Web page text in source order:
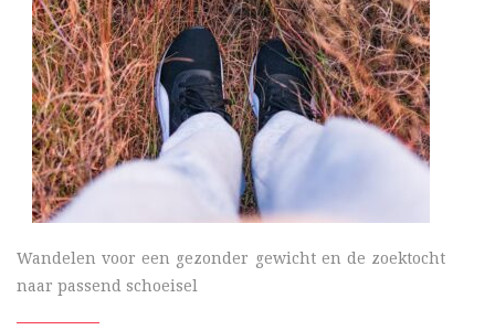
Wandelen voor een gezonder gewicht en de zoektocht
naar passend schoeisel